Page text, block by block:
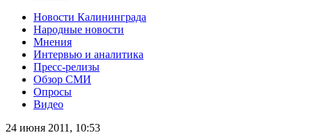
Новости Калининграда
Народные новости
Мнения
Интервью и аналитика
Пресс-релизы
Обзор СМИ
Опросы
Видео
24 июня 2011, 10:53